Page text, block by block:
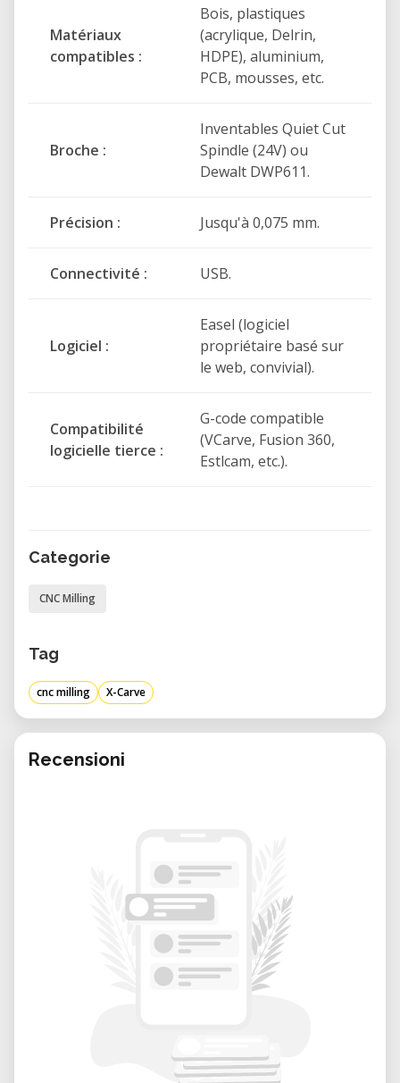
Usinage CNC du bois, des plastiques et
de l'aluminium
Fabrication de panneaux et de
Création de mobilier et d'objets
design
Bois massif et contreplaqué
MDF
Aluminium
Matériaux composites
Interface intuitive, adaptée aux
débutants comme aux utilisateurs
Compatible avec de nombreux matériaux
Parfaite pour les FabLabs, ateliers
collaboratifs et établissements
simplicité d'utilisation, l'Inventables X-Carve
est une solution idéale pour transformer
vos idées en prototypes et produits finis.
Que ce soit pour le travail du bois, la
fabrication numérique ou le développement
Matériaux
compatibles :
Bois, plastiques
(acrylique, Delrin,
HDPE), aluminium,
PCB, mousses, etc.
Broche :
Inventables Quiet Cut
Spindle (24V) ou
Dewalt DWP611.
Précision : Jusqu'à 0,075 mm.
Connectivité : USB.
Logiciel :
Easel (logiciel
propriétaire basé sur
le web, convivial).
Compatibilité
logicielle tierce :
G-code compatible
(VCarve, Fusion 360,
Estlcam, etc.).
Categorie
CNC Milling
Tag
cnc milling X-Carve
Recensioni